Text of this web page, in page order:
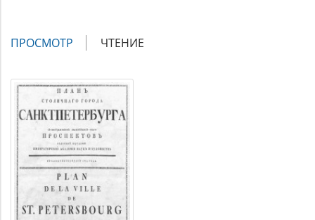
Главные
ПРОСМОТР (АКТИВНАЯ
ЧТЕНИЕ